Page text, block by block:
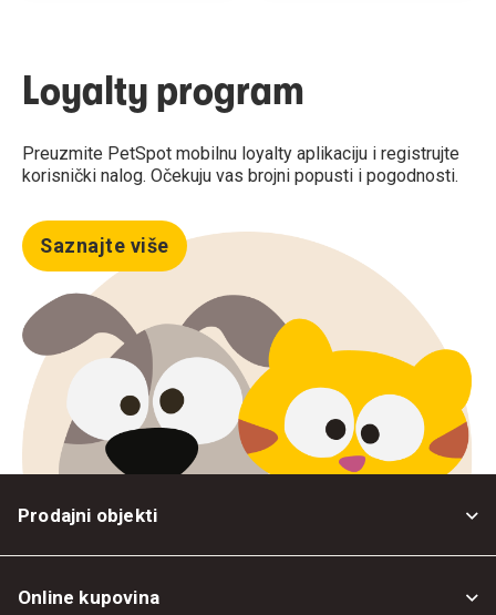
Loyalty program
Preuzmite PetSpot mobilnu loyalty aplikaciju i registrujte
korisnički nalog. Očekuju vas brojni popusti i pogodnosti.
Saznajte više
Prodajni objekti
Online kupovina